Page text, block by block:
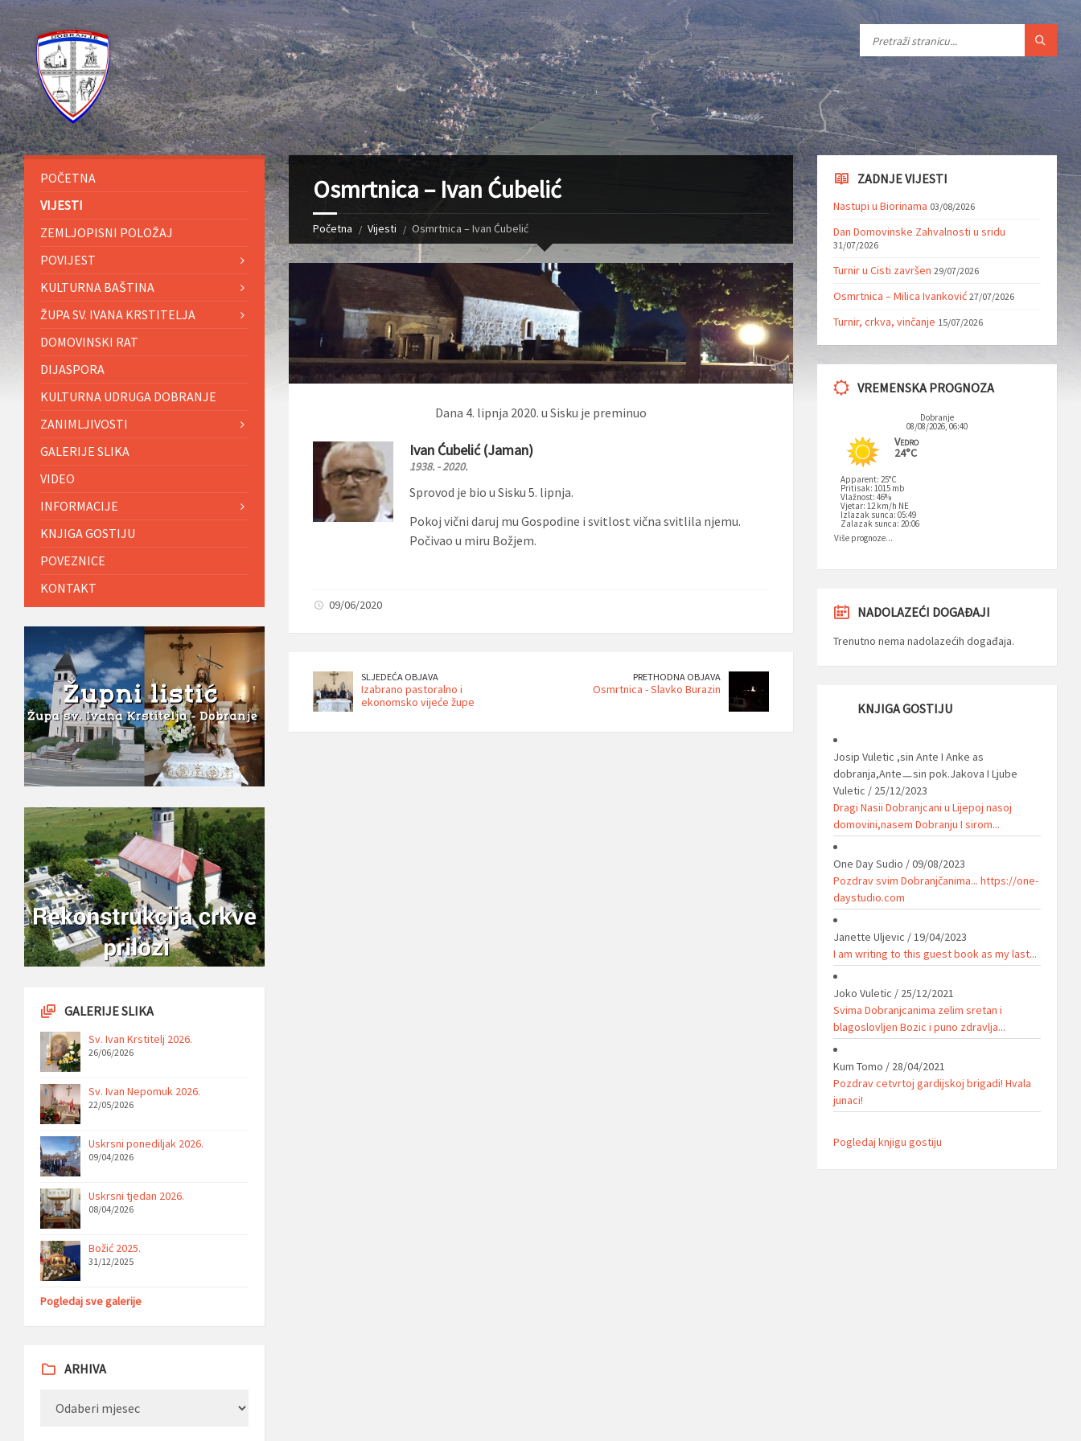
Osmrtnica – Ivan Ćubelić
Početna Vijesti Osmrtnica – Ivan Ćubelić
Dana 4. lipnja 2020. u Sisku je preminuo
Ivan Ćubelić (Jaman)
1938. - 2020.
Sprovod je bio u Sisku 5. lipnja.
Pokoj vični daruj mu Gospodine i svitlost vična svitlila njemu.
Počivao u miru Božjem.
09/06/2020
SLJEDEĆA OBJAVA
Izabrano pastoralno i
ekonomsko vijeće župe
PRETHODNA OBJAVA
Osmrtnica - Slavko Burazin
POČETNA
VIJESTI
ZEMLJOPISNI POLOŽAJ
POVIJEST
KULTURNA BAŠTINA
ŽUPA SV. IVANA KRSTITELJA
DOMOVINSKI RAT
DIJASPORA
KULTURNA UDRUGA DOBRANJE
ZANIMLJIVOSTI
GALERIJE SLIKA
VIDEO
INFORMACIJE
KNJIGA GOSTIJU
POVEZNICE
KONTAKT
GALERIJE SLIKA
Sv. Ivan Krstitelj 2026.
26/06/2026
Sv. Ivan Nepomuk 2026.
22/05/2026
Uskrsni ponediljak 2026.
09/04/2026
Uskrsni tjedan 2026.
08/04/2026
Božić 2025.
31/12/2025
Pogledaj sve galerije
ARHIVA
ZADNJE VIJESTI
Nastupi u Biorinama 03/08/2026
Dan Domovinske Zahvalnosti u sridu
31/07/2026
Turnir u Cisti završen 29/07/2026
Osmrtnica – Milica Ivanković 27/07/2026
Turnir, crkva, vinčanje 15/07/2026
VREMENSKA PROGNOZA
Dobranje
08/08/2026, 06:40
Vedro
24°C
Apparent: 25°C
Pritisak: 1015 mb
Vlažnost: 46%
Vjetar: 12 km/h NE
Izlazak sunca: 05:49
Zalazak sunca: 20:06
Više prognoze...
NADOLAZEĆI DOGAĐAJI
Trenutno nema nadolazećih događaja.
KNJIGA GOSTIJU
Josip Vuletic ,sin Ante I Anke as
dobranja,Anteㅡsin pok.Jakova I Ljube
Vuletic / 25/12/2023
Dragi Nasii Dobranjcani u Lijepoj nasoj
domovini,nasem Dobranju I sirom...
One Day Sudio /09/08/2023
Pozdrav svim Dobranjčanima... https://one-
daystudio.com
Janette Uljevic /19/04/2023
I am writing to this guest book as my last...
Joko Vuletic / 25/12/2021
Svima Dobranjcanima zelim sretan i
blagoslovljen Bozic i puno zdravlja...
Kum Tomo / 28/04/2021
Pozdrav cetvrtoj gardijskoj brigadi! Hvala
junaci!
Pogledaj knjigu gostiju